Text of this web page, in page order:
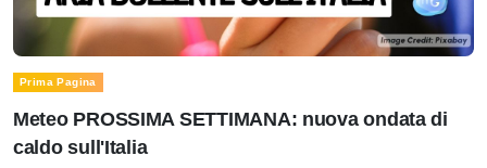
Prima Pagina
Meteo PROSSIMA SETTIMANA: nuova ondata di
caldo sull'Italia